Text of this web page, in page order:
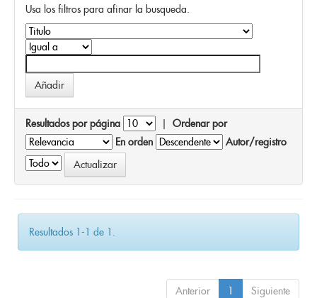
Usa los filtros para afinar la busqueda.
Resultados por página | Ordenar por
En orden
Autor/registro
Resultados 1-1 de 1.
Anterior 1 Siguiente